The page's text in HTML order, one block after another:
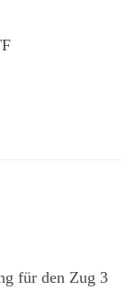
für den Zug 3